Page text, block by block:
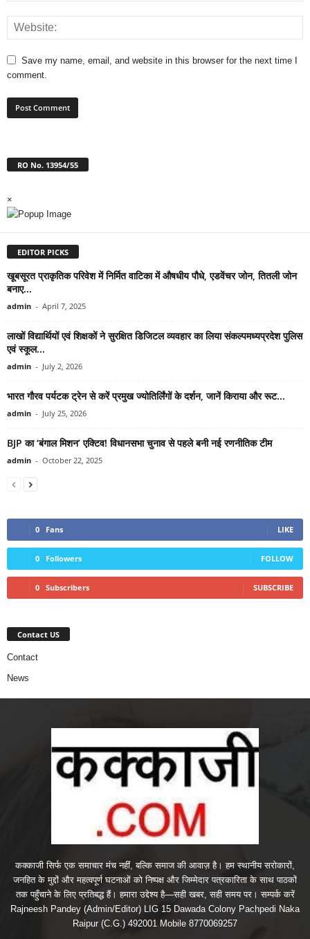
Save my name, email, and website in this browser for the next time I
comment.
RO No. 13954/55
×
EDITOR PICKS
खूबसूरत प्राकृतिक परिवेश में निर्मित वाटिका में औषधीय पौधे, एडवेंचर जोन, तितली जोन
बनाए...
admin - April 7, 2025
लाखों विद्यार्थियों एवं शिक्षकों ने सुरक्षित डिजिटल व्यवहार का लिया संकल्पमध्यप्रदेश पुलिस
एवं स्कूल...
admin - July 2, 2026
भारत गौरव पर्यटक ट्रेन से करें प्रमुख ज्योतिर्लिंगों के दर्शन, जानें किराया और रूट...
admin - July 25, 2026
BJP का ‘बंगाल मिशन’ एक्टिव! विधानसभा चुनाव से पहले बनी नई रणनीतिक टीम
admin - October 22, 2025
0 Fans LIKE
0 Followers FOLLOW
0 Subscribers SUBSCRIBE
Contact US
Contact
News
कक्काजी सिर्फ एक समाचार मंच नहीं, बल्कि समाज की आवाज़ है। हम स्थानीय सरोकारों,
जनहित के मुद्दों और महत्वपूर्ण घटनाओं को निष्पक्ष और जिम्मेदार पत्रकारिता के साथ पाठकों
तक पहुँचाने के लिए प्रतिबद्ध हैं। हमारा उद्देश्य है—सही खबर, सही समय पर। सम्पर्क करें
Rajneesh Pandey (Admin/Editor) LIG 15 Dawada Colony Pachpedi Naka
Raipur (C.G.) 492001 Mobile 8770069257